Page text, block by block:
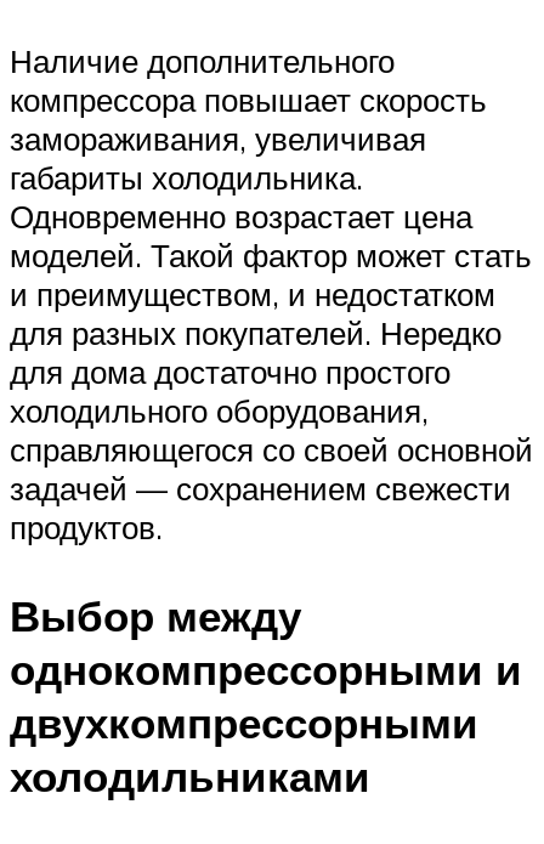
Наличие дополнительного
компрессора повышает скорость
замораживания, увеличивая
габариты холодильника.
Одновременно возрастает цена
моделей. Такой фактор может стать
и преимуществом, и недостатком
для разных покупателей. Нередко
для дома достаточно простого
холодильного оборудования,
справляющегося со своей основной
задачей — сохранением свежести
продуктов.
Выбор между
однокомпрессорными и
двухкомпрессорными
холодильниками